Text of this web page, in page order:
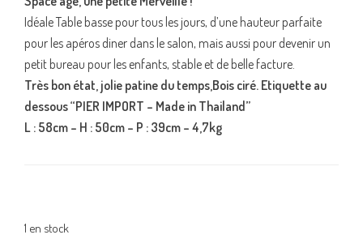
Idéale Table basse pour tous les jours, d’une hauteur parfaite
pour les apéros diner dans le salon, mais aussi pour devenir un
petit bureau pour les enfants, stable et de belle facture.
Très bon état, jolie patine du temps,Bois ciré. Etiquette au
dessous “PIER IMPORT – Made in Thailand”
L : 58cm – H : 50cm – P : 39cm – 4,7kg
1 en stock